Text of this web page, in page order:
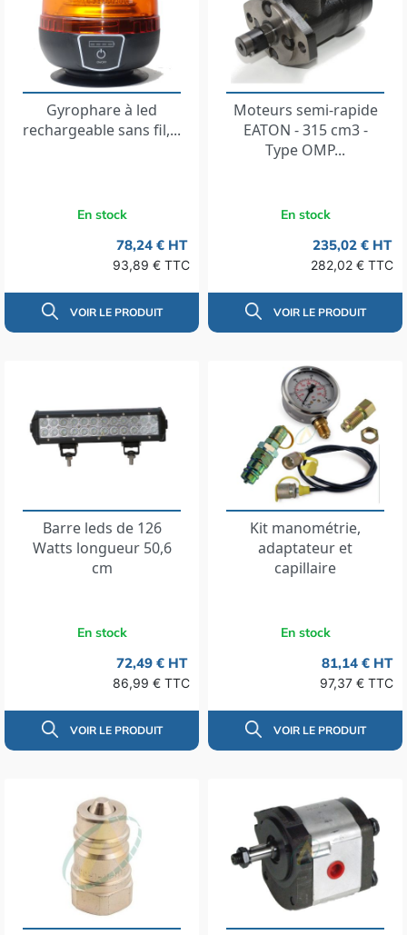
Gyrophare à led
rechargeable sans fil,...
En stock
78,24 € HT
93,89 € TTC
VOIR LE PRODUIT
Moteurs semi-rapide
EATON - 315 cm3 -
Type OMP...
En stock
235,02 € HT
282,02 € TTC
VOIR LE PRODUIT
Barre leds de 126
Watts longueur 50,6
cm
En stock
72,49 € HT
86,99 € TTC
VOIR LE PRODUIT
Kit manométrie,
adaptateur et
capillaire
En stock
81,14 € HT
97,37 € TTC
VOIR LE PRODUIT